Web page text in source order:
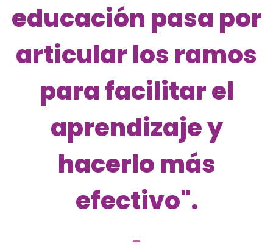
educación pasa por
articular los ramos
para facilitar el
aprendizaje y
hacerlo más
efectivo".